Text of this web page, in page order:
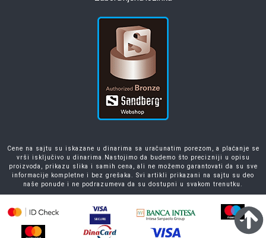
Cene na sajtu su iskazane u dinarima sa uračunatim porezom, a plaćanje se
vrši isključivo u dinarima.Nastojimo da budemo što precizniji u opisu
proizvoda, prikazu slika i samih cena, ali ne možemo garantovati da su sve
informacije kompletne i bez grešaka. Svi artikli prikazani na sajtu su deo
naše ponude i ne podrazumeva da su dostupni u svakom trenutku.